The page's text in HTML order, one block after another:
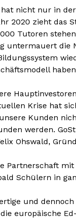
nicht nur in
2020 zieht das
Tutoren
untermauert
Krise hat
Kunden
werden.
Ohswald,
Partnerschaft
Schülern in
und
europäische